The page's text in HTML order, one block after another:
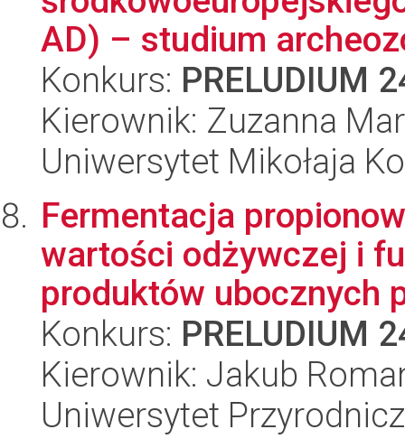
AD) – studium
Konkurs: PRELUDIUM
Kierownik: Zuzanna
Uniwersytet Mikołaja
Fermentacja
wartości odżywczej i
produktów ubocznych
Konkurs: PRELUDIUM
Kierownik: Jakub
Uniwersytet